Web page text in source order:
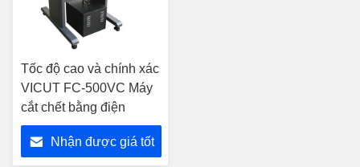
Tốc độ cao và chính xác
VICUT FC-500VC Máy
cắt chết bằng điện
Nhận được giá tốt